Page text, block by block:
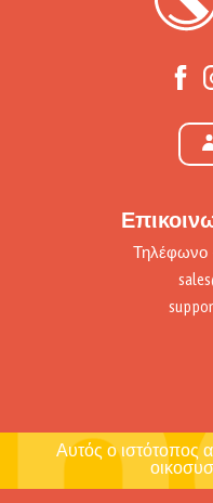
Τηλέφωνο
Αυτός ο ιστότοπος